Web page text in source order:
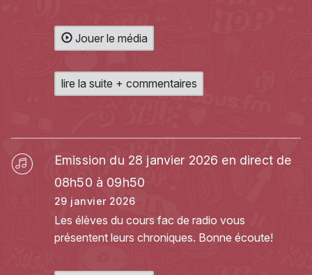
Jouer le média
lire la suite + commentaires
Emission du 28 janvier 2026 en direct de
08h50 à 09h50
29 janvier 2026
Les élèves du cours fac de radio vous
présentent leurs chroniques. Bonne écoute!